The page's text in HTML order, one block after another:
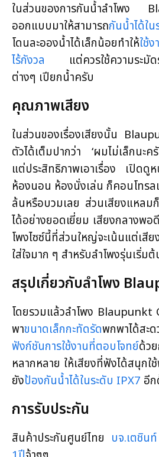
ในส่วนของการกันน้ำลำโพง
ออกแบบมาให้สามารถกันน้ำได้ใ
โดนละอองน้ำได้เล็กน้อยทำให้ใช้
ไร้กังวล แต่ควรใช้ความระมัดร
ต่างๆ เปียกน้ำครับ
คุณภาพเสียง
ในส่วนของเรื่องเสียงนั้น
ตัวได้เต็มปากว่า ‘ผมไม่เล็กนะค
แต่ประสิทธิภาพเอาเรื่อง เปิด
ห้องนอน ห้องนั่งเล่น ก็คอนโทร
ล้นหรือบวมเลย ส่วนเสียงแหลม
ได้อย่างยอดเยี่ยม เสียงกลางพอ
โพงไซซ์นี้ที่ส่วนใหญ่จะเน้นแต่เ
ใส่ใจมาก ๆ สำหรับลำโพงรุ่นเริ่ม
สรุปเกี่ยวกับลำโพง
โดยรวมแล้วลำโพง Blaupunkt
พาขนาดเล็กกะทัดรัดพกพาได้สะ
ฟังก์ชันการใช้งานที่ตอบโจทย์ด้ว
หลากหลาย ให้เสียงที่ฟังได้สนุกใ
ยังป้องกันน้ำได้ในระดับ IPX7 อี
การรับประกัน
สินค้าประกันศูนย์ไทย บจ.เตชิน